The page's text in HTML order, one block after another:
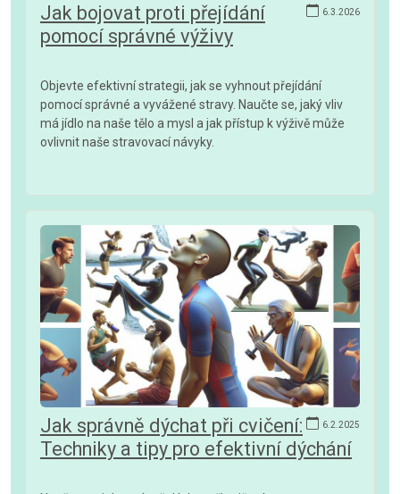
6.3.2026
Jak bojovat proti přejídání
pomocí správné výživy
Objevte efektivní strategii, jak se vyhnout přejídání
pomocí správné a vyvážené stravy. Naučte se, jaký vliv
má jídlo na naše tělo a mysl a jak přístup k výživě může
ovlivnit naše stravovací návyky.
6.2.2025
Jak správně dýchat při cvičení:
Techniky a tipy pro efektivní dýchání